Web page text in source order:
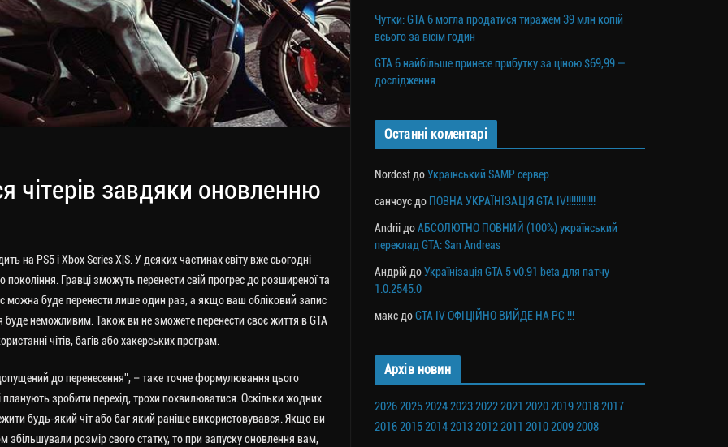
чітерів завдяки оновленню
на PS5 і Xbox Series X|S. У деяких частинах світу вже сьогодні
покоління. Гравці зможуть перенести свій прогрес до розширеної та
можна буде перенести лише один раз, а якщо ваш обліковий запис
неможливим. Також ви не зможете перенести своє життя в GTA
чітів, багів або хакерських програм.
до перенесення”, – таке точне формулювання цього
зробити перехід, трохи похвилюватися. Оскільки жодних
будь-який чіт або баг який раніше використовувався. Якщо ви
розмір свого статку, то при запуску оновлення вам,
Чутки: GTA 6 могла продатися тиражем 39 млн копій
всього за вісім годин
GTA 6 найбільше принесе прибутку за ціною $69,99 —
дослідження
Останні коментарі
Nordost доУкраїнський SAMP сервер
санчоус до ПОВНА УКРАЇНІЗАЦІЯ GTA IV!!!!!!!!!!!!
Andrii доАБСОЛЮТНО ПОВНИЙ (100%) український
переклад GTA: San Andreas
Андрій доУкраїнізація GTA 5 v0.91 beta для патчу
1.0.2545.0
макс доGTA IV ОФІЦІЙНО ВИЙДЕ НА PC !!!
Архів новин
202620252024202320222021 2020201920182017
201620152014201320122011 201020092008